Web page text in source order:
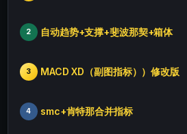
2 自动趋势+支撑+斐波那契+箱体
3 MACD XD（副图指标））修改版
4 smc+肯特那合并指标